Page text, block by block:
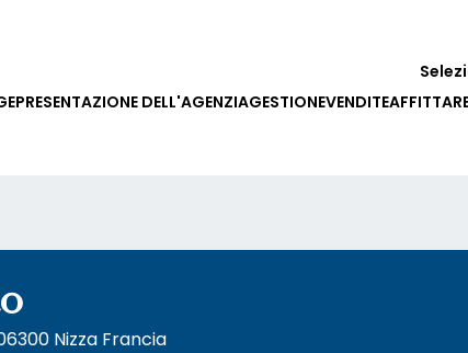
PRESENTAZIONE DELL'AGENZIAGESTIONEVENDITE
Nizza Francia